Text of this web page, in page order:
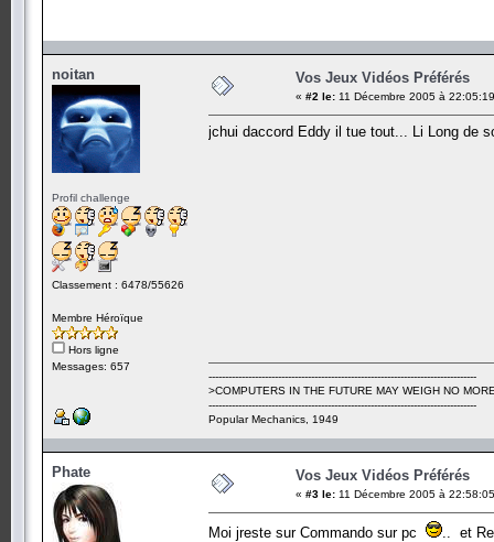
noitan
Profil challenge
Classement : 6478/55626
Membre Héroïque
Hors ligne
Messages: 657
Vos Jeux Vidéos Préférés
« #2 le: 11 Décembre 2005 à
jchui daccord Eddy il tue tout... Li Long de
---------------------------------------------------------------------------------
>COMPUTERS IN THE FUTURE MAY WEIGH NO
---------------------------------------------------------------------------------
Popular Mechanics, 1949
Phate Vos Jeux Vidéos Préférés
« #3 le: 11 Décembre 2005 à
Moi jreste sur Commando sur pc .. et